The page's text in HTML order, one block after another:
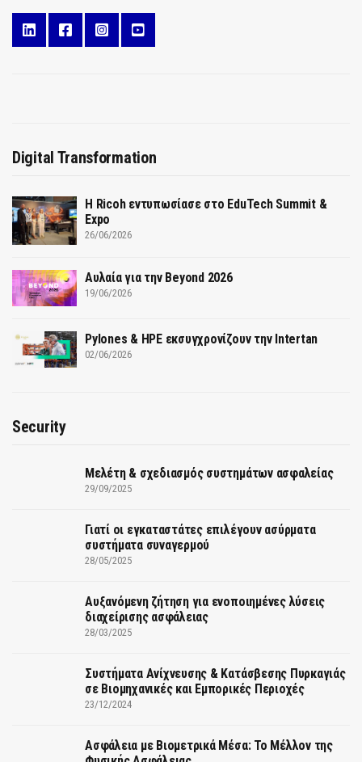
Digital Transformation
Η Ricoh εντυπωσίασε στο EduTech Summit &
Expo
26/06/2026
Αυλαία για την Beyond 2026
19/06/2026
Pylones & HPE εκσυγχρονίζουν την Intertan
02/06/2026
Security
Μελέτη & σχεδιασμός συστημάτων ασφαλείας
29/09/2025
Γιατί οι εγκαταστάτες επιλέγουν ασύρματα
συστήματα συναγερμού
28/05/2025
Αυξανόμενη ζήτηση για ενοποιημένες λύσεις
διαχείρισης ασφάλειας
28/03/2025
Συστήματα Ανίχνευσης & Κατάσβεσης Πυρκαγιάς
σε Βιομηχανικές και Εμπορικές Περιοχές
23/12/2024
Ασφάλεια με Βιομετρικά Μέσα: Το Μέλλον της